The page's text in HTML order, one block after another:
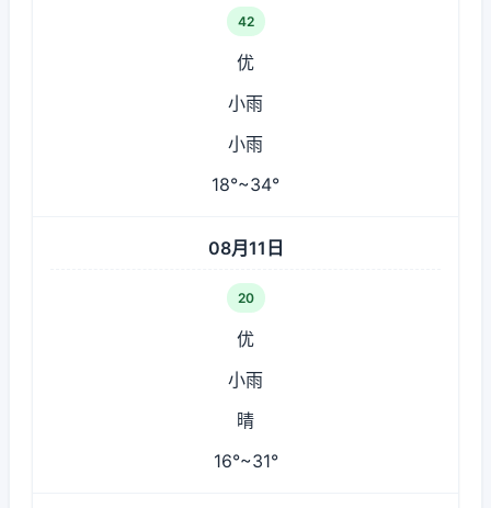
42
优
小雨
小雨
18°~34°
08月11日
20
优
小雨
晴
16°~31°